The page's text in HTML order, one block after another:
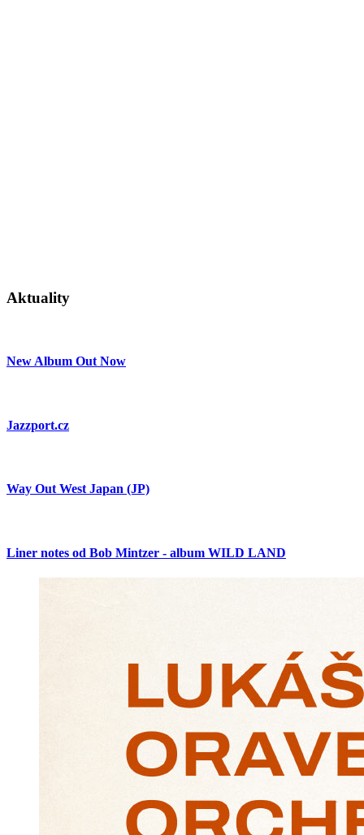
Aktuality
New Album Out Now
Jazzport.cz
Way Out West Japan (JP)
Liner notes od Bob Mintzer - album WILD LAND